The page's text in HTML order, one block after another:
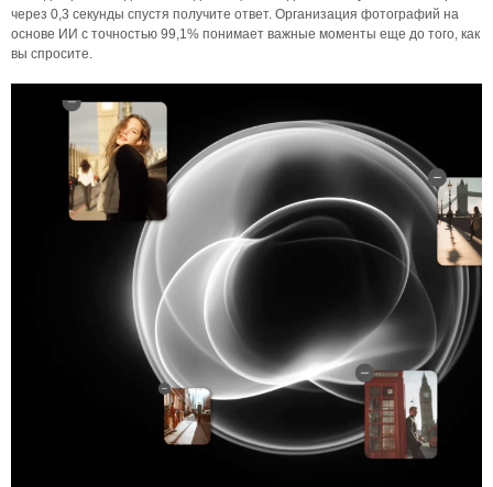
через 0,3 секунды спустя получите ответ. Организация фотографий на
основе ИИ с точностью 99,1% понимает важные моменты еще до того, как
вы спросите.